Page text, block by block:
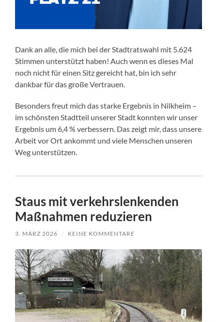
Dank an alle, die mich bei der Stadtratswahl mit 5.624
Stimmen unterstützt haben! Auch wenn es dieses Mal
noch nicht für einen Sitz gereicht hat, bin ich sehr
dankbar für das große Vertrauen.
Besonders freut mich das starke Ergebnis in Nilkheim –
im schönsten Stadtteil unserer Stadt konnten wir unser
Ergebnis um 6,4 % verbessern. Das zeigt mir, dass unsere
Arbeit vor Ort ankommt und viele Menschen unseren
Weg unterstützen.
Staus mit verkehrslenkenden
Maßnahmen reduzieren
3. MÄRZ 2026 / KEINE KOMMENTARE